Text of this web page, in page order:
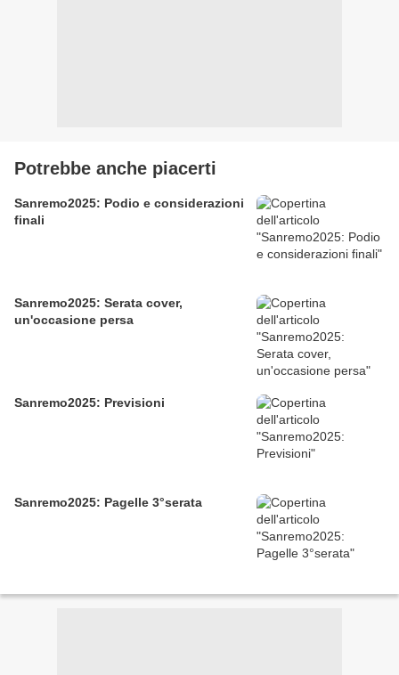
Potrebbe anche piacerti
Sanremo2025: Podio e considerazioni
finali
Sanremo2025: Serata cover,
un'occasione persa
Sanremo2025: Previsioni
Sanremo2025: Pagelle 3°serata